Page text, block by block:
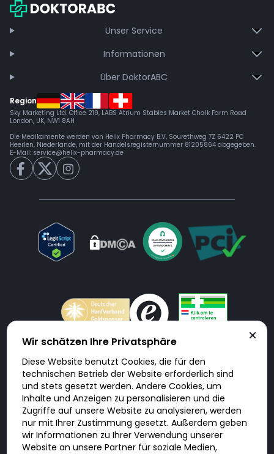
Unser Service
Informationen
Über DoktorABC
Region
Sky Marketing Ltd. Office 219, LABS Atrium Stables Market Chalk Farm Road
London, UK, NW1 8AH
Die Medikamente werden von Helix Pharmacy B.V, Sourethweg 7Z 6422 PC
Heerlen, Niederlande, mit der Handelsregisternummer 81205864 abgegeben.
E-Mail: service@helix-pharmacy.de
Doktorabc.com ist eine Vermittlungsplattform. Doktorabc ist ausdrücklich
keine Internetapotheke. Doktorabc bietet keine Medikamente oder
sonstige Produkte an oder liefert diese. Jegliche Informationen zu
Produkten, Medikamenten und Preisen auf der Internetseite beinhalten
kein Angebot von Doktorabc an Sie. Für die Einhaltung der in Ihrem Land
geltenden Gesetze und sonstigen Rechtsvorschriften sind Sie als Nutzer
selbst verantwortlich. Die Nutzung unseres Services auf Doktorabc durch
Sie erfolgt auf eigenes Risiko und in eigener Verantwortung. Sie erklären,
diese Internetseite aus eigener Initiative zu besuchen und zu nutzen.
Wir schätzen Ihre Privatsphäre
Diese Website benutzt Cookies, die für den
technischen Betrieb der Website erforderlich sind
und stets gesetzt werden. Andere Cookies, um
Inhalte und Anzeigen zu personalisieren und die
Zugriffe auf unsere Website zu analysieren, werden
nur mit Ihrer Zustimmung gesetzt. Außerdem geben
wir Informationen zu Ihrer Verwendung unserer
Website an unsere Partner für soziale Medien,